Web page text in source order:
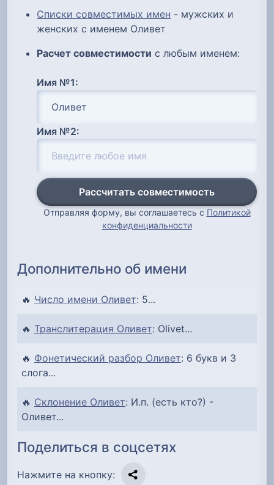
Списки совместимых имен - мужских и
женских с именем Оливет
Расчет совместимости с любым именем:
Имя №1:
Имя №2:
Рассчитать совместимость
Отправляя форму, вы соглашаетесь с Политикой
конфиденциальности
Дополнительно об имени
🔥 Число имени Оливет: 5...
🔥 Транслитерация Оливет: Olivet...
🔥 Фонетический разбор Оливет: 6 букв и 3
слога...
🔥 Склонение Оливет: И.п. (есть кто?) -
Оливет...
Поделиться в соцсетях
Нажмите на кнопку: